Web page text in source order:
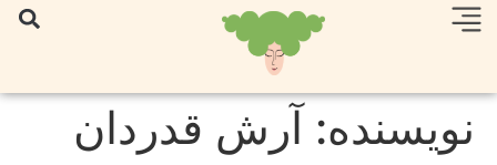
نویسنده: آرش قدردان